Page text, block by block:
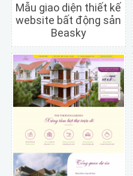
Chi tiết Xem trước
Mẫu giao diện thiết kế
website bất động sản
Beasky